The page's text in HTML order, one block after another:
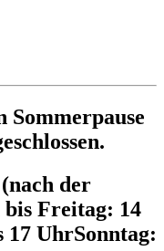
Sommerpause
der
Freitag: 14
17 UhrSonntag: